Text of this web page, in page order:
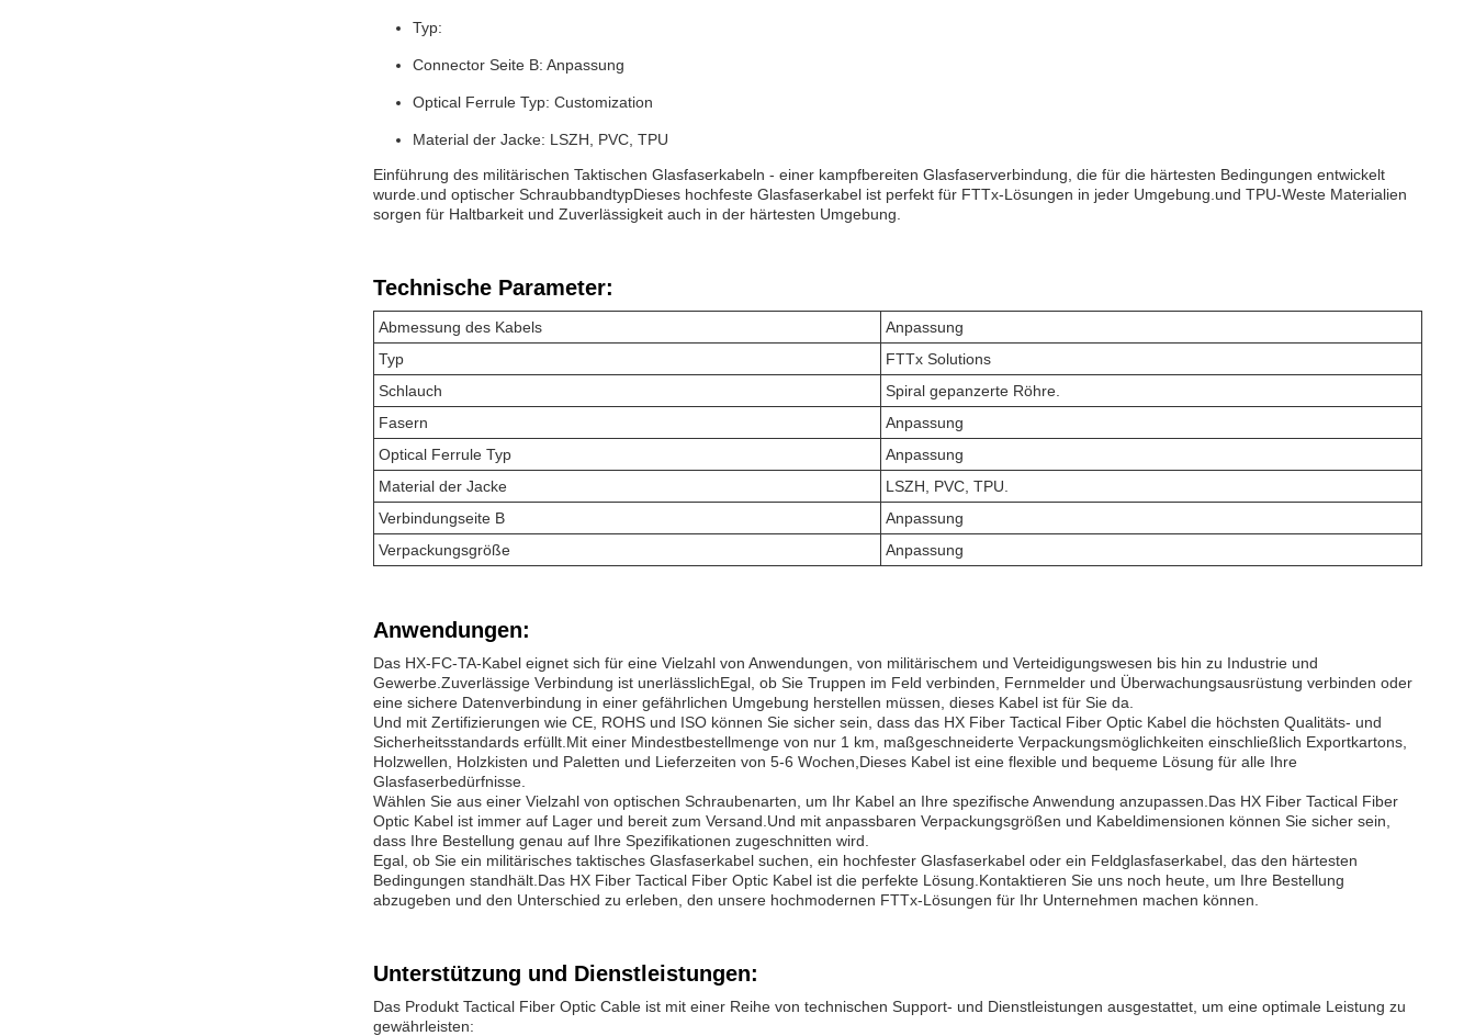
Typ:
Connector Seite B: Anpassung
Optical Ferrule Typ: Customization
Material der Jacke: LSZH, PVC, TPU
Einführung des militärischen Taktischen Glasfaserkabeln - einer kampfbereiten Glasfaserverbindung, die für die härtesten Bedingungen entwickelt
wurde.und optischer SchraubbandtypDieses hochfeste Glasfaserkabel ist perfekt für FTTx-Lösungen in jeder Umgebung.und TPU-Weste Materialien
sorgen für Haltbarkeit und Zuverlässigkeit auch in der härtesten Umgebung.
Technische Parameter:
Abmessung des Kabels
Anpassung
Typ
FTTx Solutions
Schlauch
Spiral gepanzerte Röhre.
Fasern
Anpassung
Optical Ferrule Typ
Anpassung
Material der Jacke
LSZH, PVC, TPU.
Verbindungseite B
Anpassung
Verpackungsgröße
Anpassung
Anwendungen:
Das HX-FC-TA-Kabel eignet sich für eine Vielzahl von Anwendungen, von militärischem und Verteidigungswesen bis hin zu Industrie und
Gewerbe.Zuverlässige Verbindung ist unerlässlichEgal, ob Sie Truppen im Feld verbinden, Fernmelder und Überwachungsausrüstung verbinden oder
eine sichere Datenverbindung in einer gefährlichen Umgebung herstellen müssen, dieses Kabel ist für Sie da.
Und mit Zertifizierungen wie CE, ROHS und ISO können Sie sicher sein, dass das HX Fiber Tactical Fiber Optic Kabel die höchsten Qualitäts- und
Sicherheitsstandards erfüllt.Mit einer Mindestbestellmenge von nur 1 km, maßgeschneiderte Verpackungsmöglichkeiten einschließlich Exportkartons,
Holzwellen, Holzkisten und Paletten und Lieferzeiten von 5-6 Wochen,Dieses Kabel ist eine flexible und bequeme Lösung für alle Ihre
Glasfaserbedürfnisse.
Wählen Sie aus einer Vielzahl von optischen Schraubenarten, um Ihr Kabel an Ihre spezifische Anwendung anzupassen.Das HX Fiber Tactical Fiber
Optic Kabel ist immer auf Lager und bereit zum Versand.Und mit anpassbaren Verpackungsgrößen und Kabeldimensionen können Sie sicher sein,
dass Ihre Bestellung genau auf Ihre Spezifikationen zugeschnitten wird.
Egal, ob Sie ein militärisches taktisches Glasfaserkabel suchen, ein hochfester Glasfaserkabel oder ein Feldglasfaserkabel, das den härtesten
Bedingungen standhält.Das HX Fiber Tactical Fiber Optic Kabel ist die perfekte Lösung.Kontaktieren Sie uns noch heute, um Ihre Bestellung
abzugeben und den Unterschied zu erleben, den unsere hochmodernen FTTx-Lösungen für Ihr Unternehmen machen können.
Unterstützung und Dienstleistungen:
Das Produkt Tactical Fiber Optic Cable ist mit einer Reihe von technischen Support- und Dienstleistungen ausgestattet, um eine optimale Leistung zu
gewährleisten: